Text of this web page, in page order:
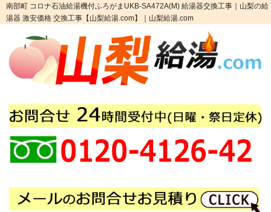
南部町 コロナ石油給湯機付ふろがまUKB-SA472A(M) 給湯器交換工事｜山梨の給
湯器 激安価格 交換工事【山梨給湯.com】｜山梨給湯.com